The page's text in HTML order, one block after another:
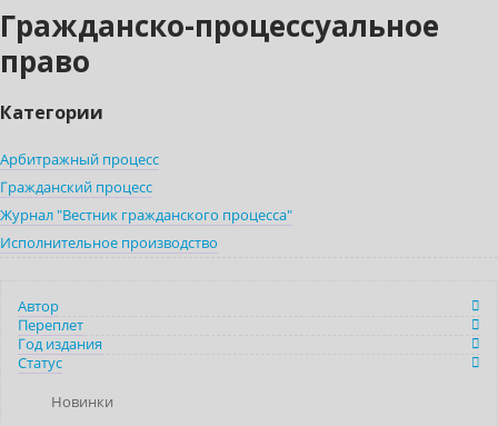
Гражданско-процессуальное
право
Категории
Арбитражный процесс
Гражданский процесс
Журнал "Вестник гражданского процесса"
Исполнительное производство
Автор
Переплет
Год издания
Статус
Новинки